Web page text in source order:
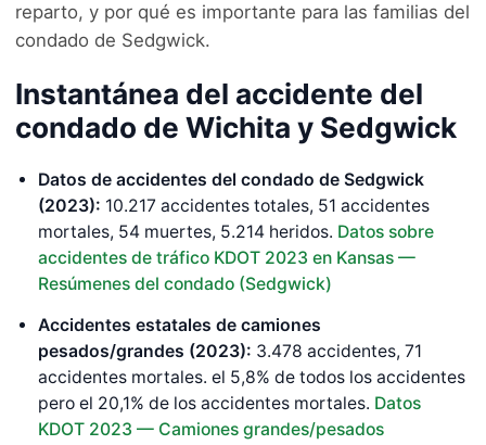
reparto, y por qué es importante para las familias del
condado de Sedgwick.
Instantánea del accidente del
condado de Wichita y Sedgwick
Datos de accidentes del condado de Sedgwick
(2023): 10.217 accidentes totales, 51 accidentes
mortales, 54 muertes, 5.214 heridos. Datos sobre
accidentes de tráfico KDOT 2023 en Kansas —
Resúmenes del condado (Sedgwick)
Accidentes estatales de camiones
pesados/grandes (2023): 3.478 accidentes, 71
accidentes mortales. el 5,8% de todos los accidentes
pero el 20,1% de los accidentes mortales. Datos
KDOT 2023 — Camiones grandes/pesados